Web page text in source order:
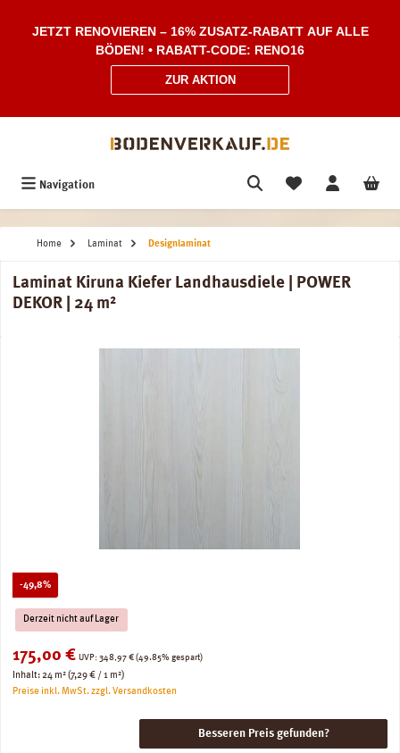
JETZT RENOVIEREN – 16% ZUSATZ-RABATT AUF ALLE
BÖDEN! • RABATT-CODE: RENO16
ZUR AKTION
Navigation
Home Laminat Designlaminat
Laminat Kiruna Kiefer Landhausdiele | POWER
DEKOR | 24 m²
-49,8%Rabatt
Derzeit nicht auf Lager
Verkaufspreis:
175,00 € UVP: Regulärer Preis:
348,97 € (49.85% gespart)
Inhalt:24 m²(7,29 € / 1 m²)
Preise inkl. MwSt. zzgl. Versandkosten
Besseren Preis gefunden?